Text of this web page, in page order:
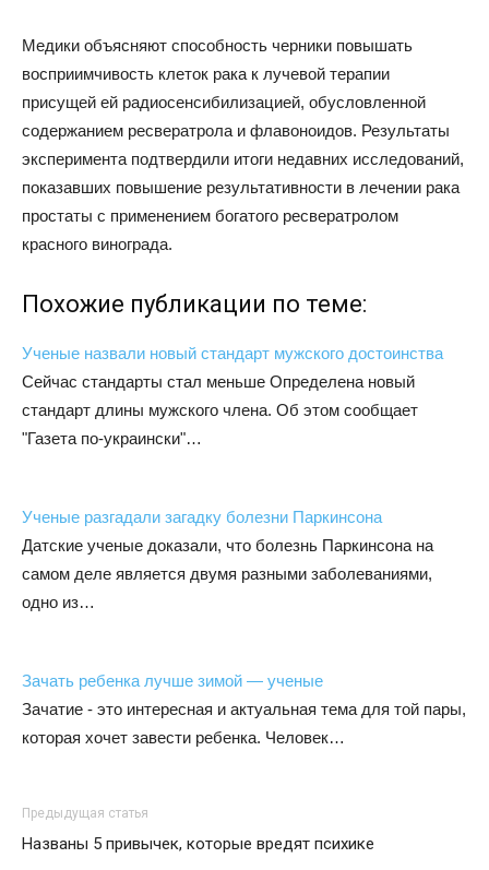
Медики объясняют способность черники повышать
восприимчивость клеток рака к лучевой терапии
присущей ей радиосенсибилизацией, обусловленной
содержанием ресвератрола и флавоноидов. Результаты
эксперимента подтвердили итоги недавних исследований,
показавших повышение результативности в лечении рака
простаты с применением богатого ресвератролом
красного винограда.
Похожие публикации по теме:
Ученые назвали новый стандарт мужского достоинства
Сейчас стандарты стал меньше Определена новый
стандарт длины мужского члена. Об этом сообщает
"Газета по-украински"…
Ученые разгадали загадку болезни Паркинсона
Датские ученые доказали, что болезнь Паркинсона на
самом деле является двумя разными заболеваниями,
одно из…
Зачать ребенка лучше зимой — ученые
Зачатие - это интересная и актуальная тема для той пары,
которая хочет завести ребенка. Человек…
Предыдущая статья
Названы 5 привычек, которые вредят психике